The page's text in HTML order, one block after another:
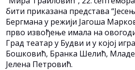
бити приказана представа
Бергмана у режији Јагоша
прво извођење имала на
Град театар у Будви и у којој
Бошковић, Бранка Шелић,
Јелена Петровић.